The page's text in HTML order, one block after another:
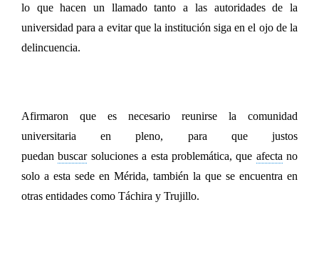
lo que hacen un llamado tanto a las autoridades de la
universidad para a evitar que la institución siga en el ojo de la
delincuencia.
Afirmaron que es necesario reunirse la comunidad
universitaria en pleno, para que justos
puedanbuscarsoluciones a esta problemática, que afecta no
solo a esta sede en Mérida, también la que se encuentra en
otras entidades como Táchira y Trujillo.